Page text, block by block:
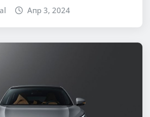
Апр 3, 2024